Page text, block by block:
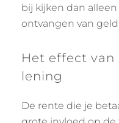
bij kijken dan
ontvangen van
Het effect
lening
De rente die je